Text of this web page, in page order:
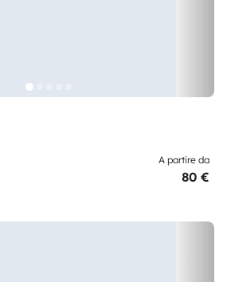
A partire da
80 €